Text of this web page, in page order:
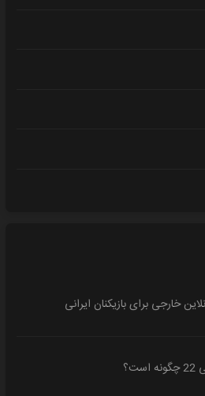
خارجی برای بازیکنان ایرانی